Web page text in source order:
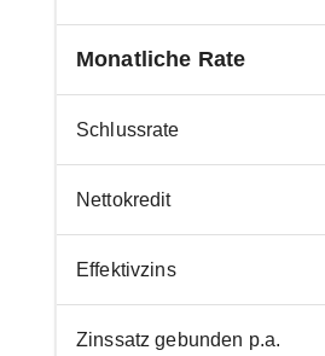
Monatliche Rate
Schlussrate
Nettokredit
Effektivzins
Zinssatz gebunden p.a.